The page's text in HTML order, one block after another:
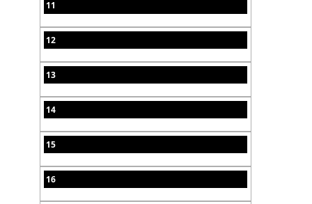
11
12
13
14
15
16